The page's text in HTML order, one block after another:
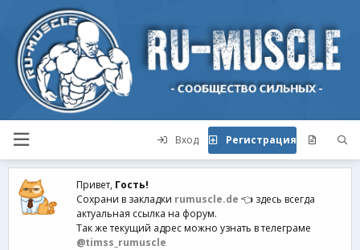
Вход Регистрация
Привет, Гость!
Сохрани в закладки rumuscle.de 👈 здесь всегда
актуальная ссылка на форум.
Так же текущий адрес можно узнать в телеграме
@timss_rumuscle